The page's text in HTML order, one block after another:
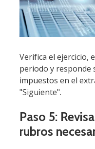
Verifica el ejercicio,
periodo y responde
impuestos en el
"Siguiente".
Paso 5:
rubros